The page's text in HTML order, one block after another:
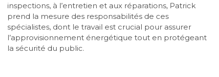
inspections, à l’entretien et aux réparations, Patrick
prend la mesure des responsabilités de ces
spécialistes, dont le travail est crucial pour assurer
l’approvisionnement énergétique tout en protégeant
la sécurité du public.